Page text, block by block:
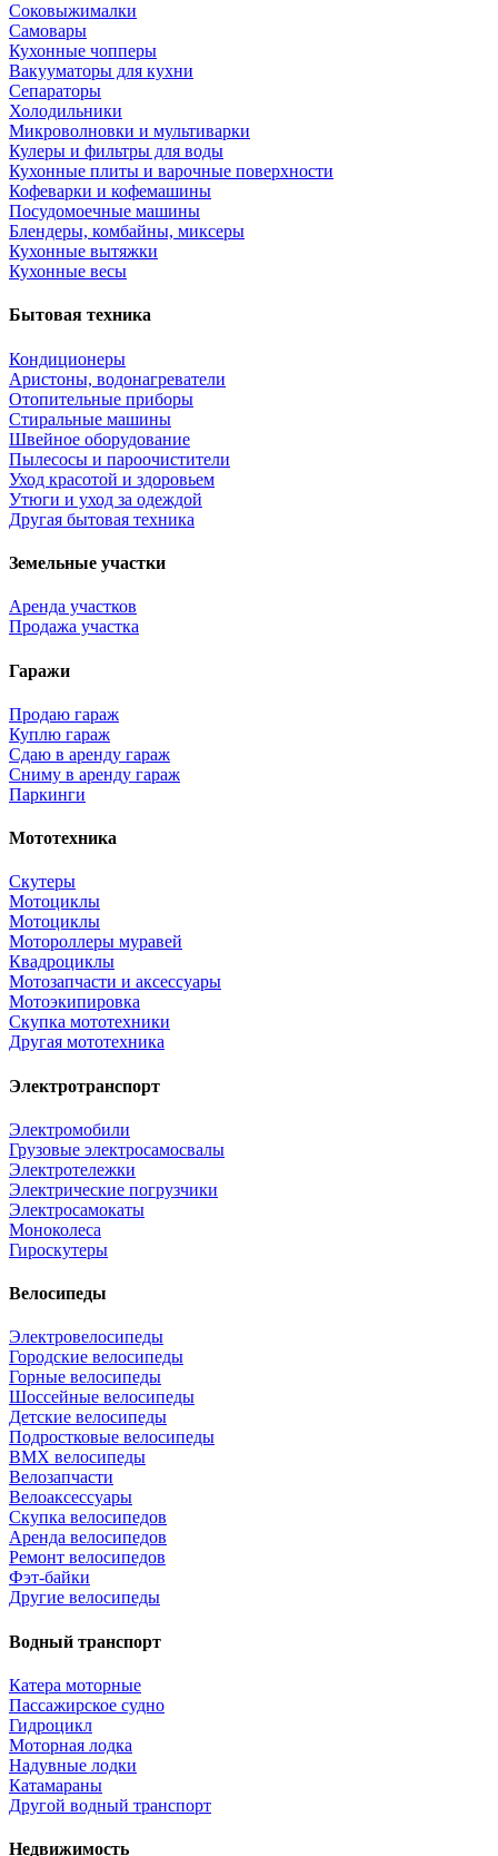
Соковыжималки
Самовары
Кухонные чопперы
Вакууматоры для кухни
Сепараторы
Холодильники
Микроволновки и мультиварки
Кулеры и фильтры для воды
Кухонные плиты и варочные поверхности
Кофеварки и кофемашины
Посудомоечные машины
Блендеры, комбайны, миксеры
Кухонные вытяжки
Кухонные весы
Бытовая техника
Кондиционеры
Аристоны, водонагреватели
Отопительные приборы
Стиральные машины
Швейное оборудование
Пылесосы и пароочистители
Уход красотой и здоровьем
Утюги и уход за одеждой
Другая бытовая техника
Земельные участки
Аренда участков
Продажа участка
Гаражи
Продаю гараж
Куплю гараж
Сдаю в аренду гараж
Сниму в аренду гараж
Паркинги
Мототехника
Скутеры
Мотоциклы
Мотоциклы
Мотороллеры муравей
Квадроциклы
Мотозапчасти и аксессуары
Мотоэкипировка
Скупка мототехники
Другая мототехника
Электротранспорт
Электромобили
Грузовые электросамосвалы
Электротележки
Электрические погрузчики
Электросамокаты
Моноколеса
Гироскутеры
Велосипеды
Электровелосипеды
Городские велосипеды
Горные велосипеды
Шоссейные велосипеды
Детские велосипеды
Подростковые велосипеды
BMX велосипеды
Велозапчасти
Велоаксессуары
Скупка велосипедов
Аренда велосипедов
Ремонт велосипедов
Фэт-байки
Другие велосипеды
Водный транспорт
Катера моторные
Пассажирское судно
Гидроцикл
Моторная лодка
Надувные лодки
Катамараны
Другой водный транспорт
Недвижимость